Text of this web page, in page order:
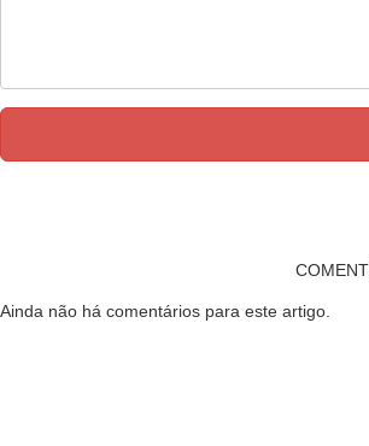
Ainda não há comentários para este artigo.